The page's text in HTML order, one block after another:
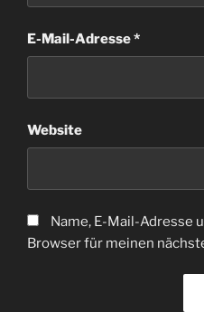
E-Mail-Adresse*
Website
Name, E-Mail-Adresse
Browser für meinen